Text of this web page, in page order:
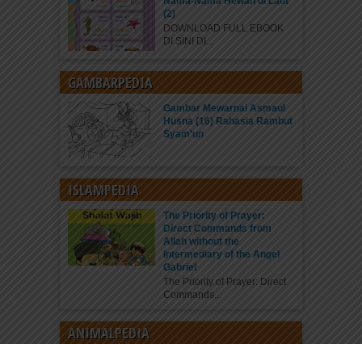
(2)
DOWNLOAD FULL EBOOK
DI SINI DI...
GAMBARPEDIA
Gambar Mewarnai Asmaul
Husna (16) Rahasia Rambut
Syam’un
ISLAMPEDIA
The Priority of Prayer:
Direct Commands from
Allah without the
Intermediary of the Angel
Gabriel
The Priority of Prayer: Direct
Commands...
ANIMALPEDIA